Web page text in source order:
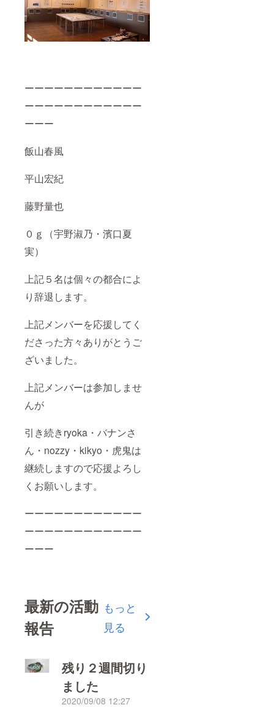
ーーーーーーーーーーーー
ーーーーーーーーーーーー
ーーー
飯山春風
平山宏紀
藤野量也
０ｇ（宇野淑乃・濱口夏
実）
上記５名は個々の都合によ
り辞退します。
上記メンバーを応援してく
ださった方々ありがとうご
ざいました。
上記メンバーは参加しませ
んが
引き続きryoka・バナンさ
ん・nozzy・kikyo・虎鬼は
継続しますので応援よろし
くお願いします。
ーーーーーーーーーーーー
ーーーーーーーーーーーー
ーーー
最新の活動
報告
もっと
見る
残り２週間切り
ました
2020/09/08 12:27